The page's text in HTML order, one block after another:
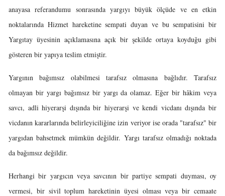
anayasa referandumu sonrasında yargıyı büyük ölçüde ve en etkin
noktalarında Hizmet hareketine sempati duyan ve bu sempatisini bir
Yargıtay üyesinin açıklamasına açık bir şekilde ortaya koyduğu gibi
gösteren bir yapıya teslim etmiştir.
Yargının bağımsız olabilmesi tarafsız olmasına bağlıdır. Tarafsız
olmayan bir yargı bağımsız bir yargı da olamaz. Eğer bir hâkim veya
savcı, adli hiyerarşi dışında bir hiyerarşi ve kendi vicdanı dışında bir
vicdanın kararlarında belirleyiciliğine izin veriyor ise orada "tarafsız" bir
yargıdan bahsetmek mümkün değildir. Yargı tarafsız olmadığı noktada
da bağımsız değildir.
Herhangi bir yargıcın veya savcının bir partiye sempati duyması, oy
vermesi, bir sivil toplum hareketinin üyesi olması veya bir cemaate